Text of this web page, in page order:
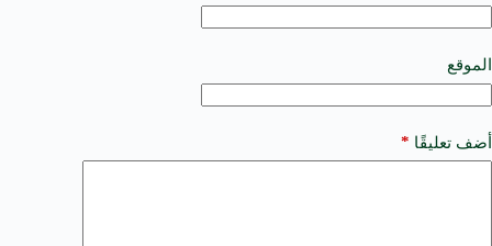
الموقع
أضف تعليقًا *
t
i
e
: